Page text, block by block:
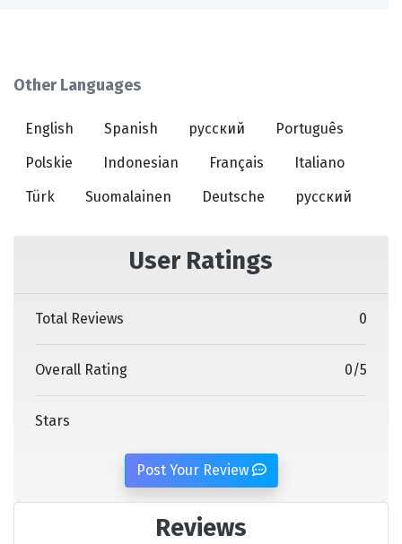
Other Languages
English Spanish русский
Português
Polskie
Indonesian Français
Italiano
Türk
Suomalainen Deutsche русский
User Ratings
Total Reviews 0
Overall Rating 0/5
Stars
Post Your Review
Reviews